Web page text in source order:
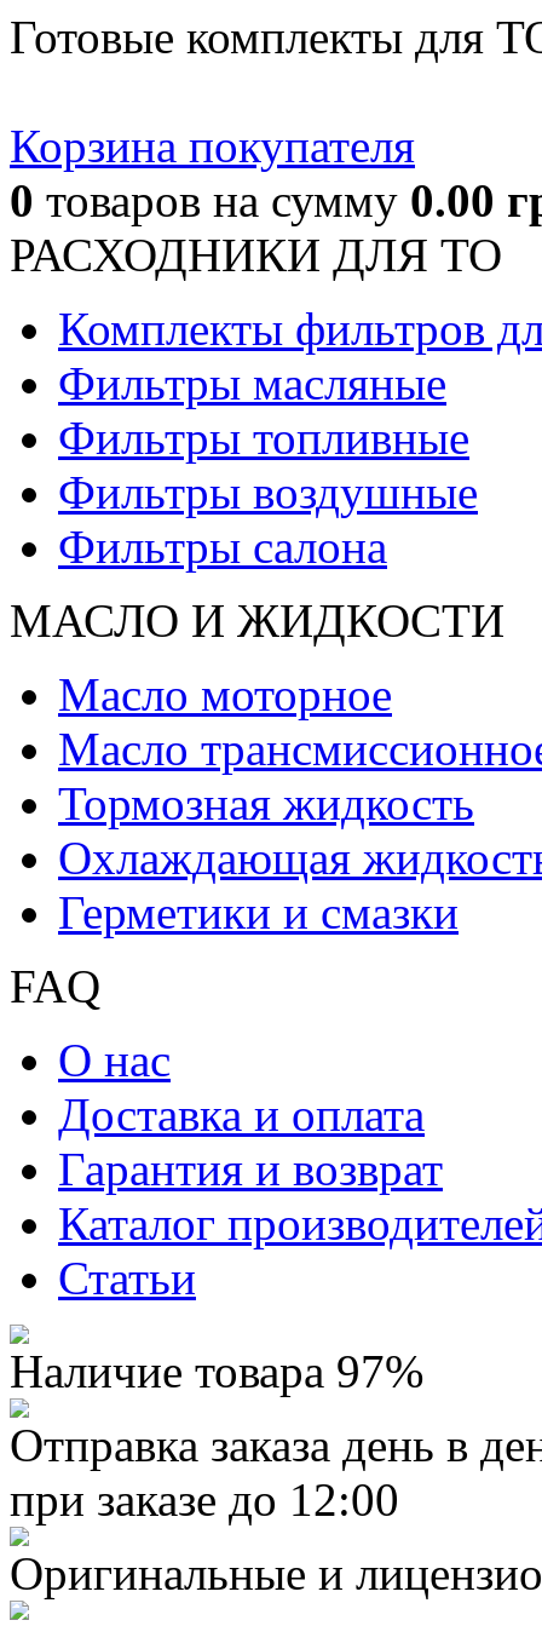
Готовые комплекты для
Корзина покупателя
0 товаров на сумму 0.00
РАСХОДНИКИ ДЛЯ ТО
Комплекты фильтров
Фильтры масляные
Фильтры топливные
Фильтры воздушные
Фильтры салона
МАСЛО И ЖИДКОCТИ
Масло моторное
Масло
Тормозная жидкость
Охлаждающая
Герметики и смазки
FAQ
О нас
Доставка и оплата
Гарантия и возврат
Каталог
Статьи
Наличие товара 97%
Отправка заказа день в
при заказе до 12:00
Оригинальные и